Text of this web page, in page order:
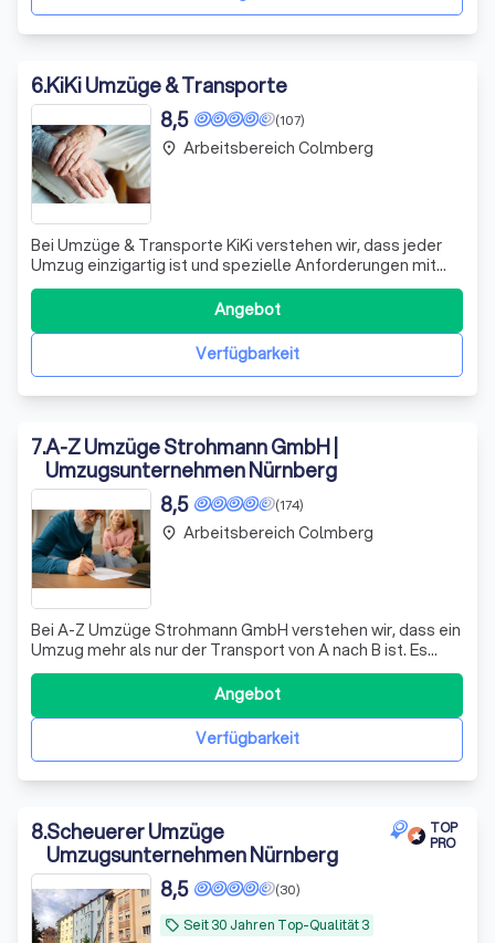
6.KiKi Umzüge & Transporte
(107)
8,5
Bei Umzüge & Transporte KiKi verstehen wir, dass jeder
Umzug einzigartig ist und spezielle Anforderungen mit
sich bringt. Mit jahrzehntelanger Erfahrung in der Branche
bieten wir Ihnen einen umfassenden Service, der von
privaten Haushaltsverlagerungen bis hin zu komplexen
Firmenumzügen reicht. UnserVerfügbarkeit
Angebot
place Arbeitsbereich Colmberg
7.A-Z Umzüge Strohmann GmbH |
Umzugsunternehmen Nürnberg
(174)
8,5
Bei A-Z Umzüge Strohmann GmbH verstehen wir, dass ein
Umzug mehr als nur der Transport von A nach B ist. Es
geht um den Beginn eines neuen Kapitels in Ihrem Leben.
Deshalb setzen wir alles daran, diesen Übergang so
reibungslos und stressfrei wie möglich zu gestalten.
Unser engagiertes Team aus erfah
Verfügbarkeit
Angebot
place Arbeitsbereich Colmberg
8.Scheuerer Umzüge
Umzugsunternehmen Nürnberg
TOP
PRO
local_offer Seit 30 Jahren Top-Qualität 3️
(30)
8,5